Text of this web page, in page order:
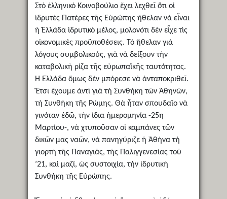
Στὸ ἑλληνικὸ Κοινοβούλιο ἔχει λεχθεῖ ὅτι οἱ
ἱδρυτὲς Πατέρες τῆς Εὐρώπης ἤθελαν νὰ εἶναι
ἡ Ἑλλάδα ἱδρυτικὸ μέλος, μολονότι δὲν εἶχε τὶς
οἰκονομικὲς προϋποθέσεις. Τὸ ἤθελαν γιὰ
λόγους συμβολικούς, γιὰ νὰ δείξουν τὴν
καταβολικὴ ρίζα τῆς εὐρωπαϊκῆς ταυτότητας.
Ἡ Ἑλλάδα ὅμως δὲν μπόρεσε νὰ ἀνταποκριθεῖ.
Ἔτσι ἔχουμε ἀντὶ γιὰ τὴ Συνθήκη τῶν Ἀθηνῶν,
τὴ Συνθήκη τῆς Ρώμης. Θὰ ἦταν σπουδαῖο νὰ
γινόταν ἐδῶ, τὴν ίδια ἡμερομηνία -25η
Μαρτίου-, νὰ χτυποῦσαν οἱ καμπάνες τῶν
δικῶν μας ναῶν, νὰ πανηγύριζε ἡ Ἀθήνα τὴ
γιορτὴ τῆς Παναγιᾶς, τῆς Παλιγγενεσίας τοῦ
’21, καὶ μαζί, ὡς συστοιχία, τὴν ἱδρυτικὴ
Συνθήκη τῆς Εὐρώπης.